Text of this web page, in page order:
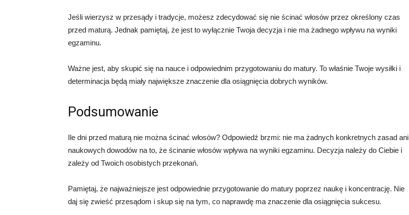
Jeśli wierzysz w przesądy i tradycje, możesz zdecydować się nie ścinać włosów przez określony czas
przed maturą. Jednak pamiętaj, że jest to wyłącznie Twoja decyzja i nie ma żadnego wpływu na wyniki
egzaminu.
Ważne jest, aby skupić się na nauce i odpowiednim przygotowaniu do matury. To właśnie Twoje wysiłki i
determinacja będą miały największe znaczenie dla osiągnięcia dobrych wyników.
Podsumowanie
Ile dni przed maturą nie można ścinać włosów? Odpowiedź brzmi: nie ma żadnych konkretnych zasad ani
naukowych dowodów na to, że ścinanie włosów wpływa na wyniki egzaminu. Decyzja należy do Ciebie i
zależy od Twoich osobistych przekonań.
Pamiętaj, że najważniejsze jest odpowiednie przygotowanie do matury poprzez naukę i koncentrację. Nie
daj się zwieść przesądom i skup się na tym, co naprawdę ma znaczenie dla osiągnięcia sukcesu.